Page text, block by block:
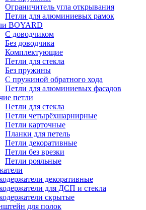
Ограничитель угла открывания
Петли для алюминиевых рамок
BOYARD
С доводчиком
Без доводчика
Комплектующие
Петли для стекла
Без пружины
С пружиной обратного хода
Петли для алюминиевых фасадов
петли
Петли для стекла
Петли четырёхшарнирные
Петли карточные
Планки для петель
Петли декоративные
Петли без врезки
Петли рояльные
декоративные
для ДСП и стекла
скрытые
для полок